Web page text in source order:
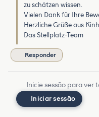
zu schätzen wissen.
Vielen Dank für Ihre
Herzliche Grüße aus
Das Stellplatz-Team
Responder
Inicie sessão para ver
Iniciar sessão